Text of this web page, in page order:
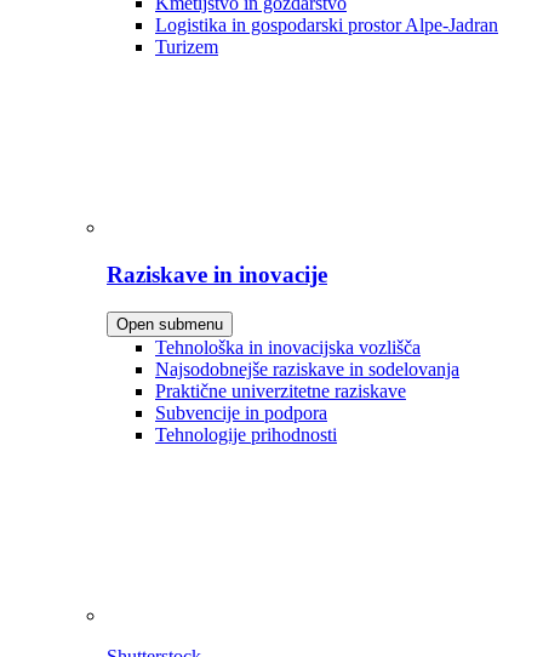
Logistika in gospodarski prostor Alpe-Jadran
Turizem
Raziskave in inovacije
Open submenu
Tehnološka in inovacijska vozlišča
Najsodobnejše raziskave in sodelovanja
Praktične univerzitetne raziskave
Subvencije in podpora
Tehnologije prihodnosti